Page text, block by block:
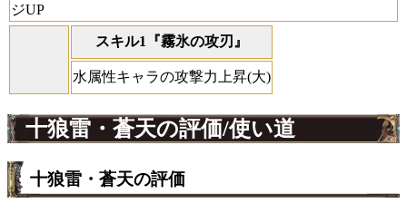
ジUP
スキル1『霧氷の攻刃』
水属性キャラの攻撃力上昇(大)
十狼雷・蒼天の評価/使い道
十狼雷・蒼天の評価